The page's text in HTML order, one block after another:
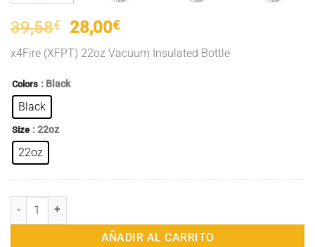
39,58€
El
precio
original
era:
28,00€El
precio
actual
x4Fire (XFPT) 22oz Vacuum Insulated Bottle
Colors : Black
Black
Size : 22oz
22oz
x4Fire (XFPT) Botella aislada al vacío de 22 oz cantidad
AÑADIR AL CARRITO